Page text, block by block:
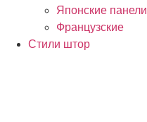
Японские панели
Французские
Стили штор